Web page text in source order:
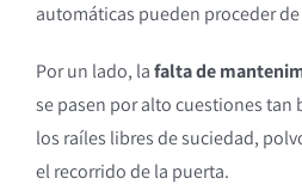
automáticas pueden proceder
Por un lado, lafalta de
se pasen por alto cuestiones tan
los raíles libres de suciedad,
el recorrido de la puerta.